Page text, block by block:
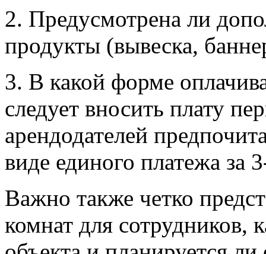
2. Предусмотрена ли
продукты (вывеска,
3. В какой форме
следует вносить плату
арендодателей
виде единого платежа за
Важно также четко
комнат для сотрудников,